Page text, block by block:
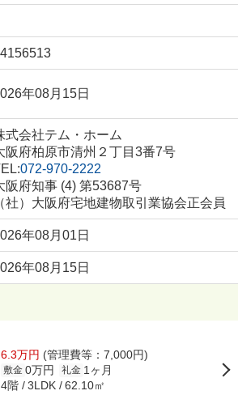
年08月15日
式会社テム・ホーム
阪府柏原市清州２丁目3番7号
072-970-2222
阪府知事 (4) 第53687号
（社）大阪府宅地建物取引業協会正会員
年08月01日
年08月15日
6.3万円 (管理費等：7,000円)
敷金 0万円 礼金 1ヶ月
4階 3LDK 62.10㎡